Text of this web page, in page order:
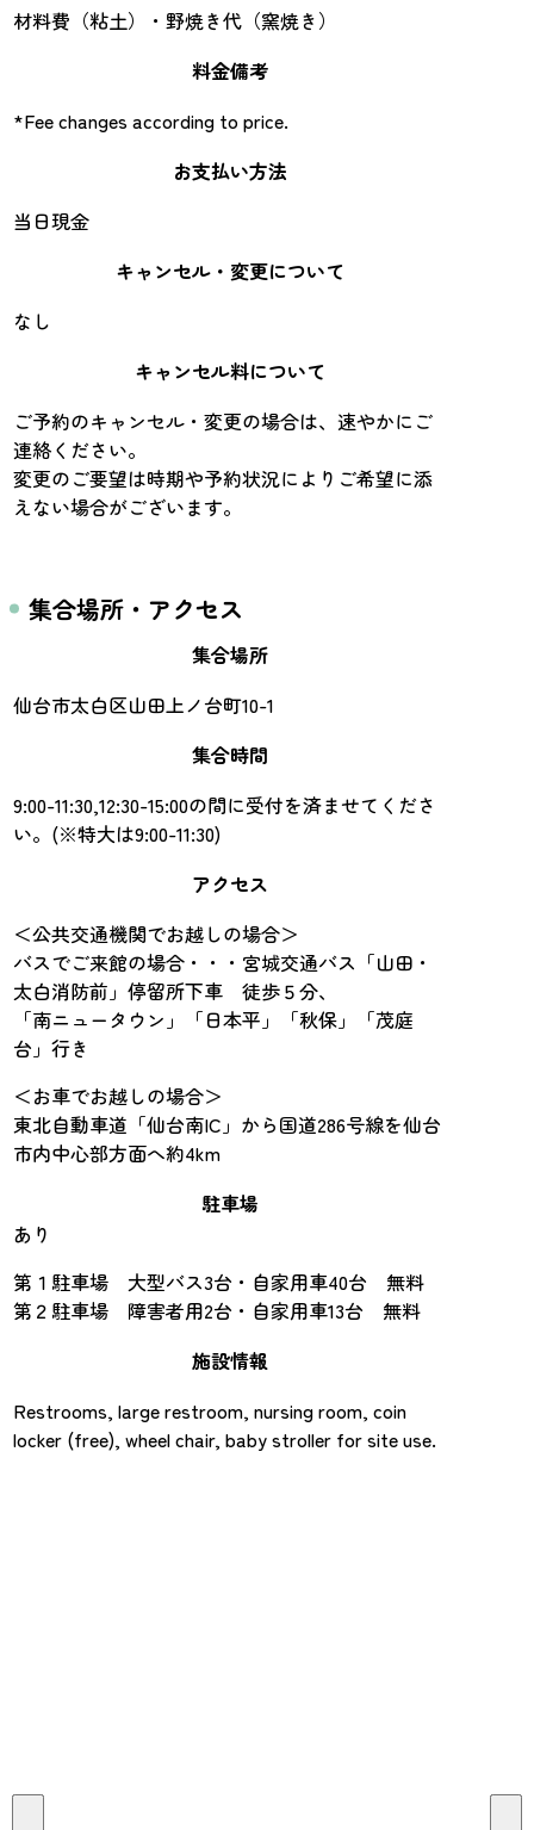
材料費（粘土）・野焼き代（窯焼き）
料金備考
*Fee changes according to price.
お支払い方法
当日現金
キャンセル・変更について
なし
キャンセル料について
ご予約のキャンセル・変更の場合は、速やかにご
連絡ください。
変更のご要望は時期や予約状況によりご希望に添
えない場合がございます。
集合場所・アクセス
集合場所
仙台市太白区山田上ノ台町10-1
集合時間
9:00-11:30,12:30-15:00の間に受付を済ませてくださ
い。(※特大は9:00-11:30)
アクセス
＜公共交通機関でお越しの場合＞
バスでご来館の場合・・・宮城交通バス「山田・
太白消防前」停留所下車 徒歩５分、
「南ニュータウン」「日本平」「秋保」「茂庭
台」行き
＜お車でお越しの場合＞
東北自動車道「仙台南IC」から国道286号線を仙台
市内中心部方面へ約4km
駐車場
あり
第１駐車場 大型バス3台・自家用車40台 無料
第２駐車場 障害者用2台・自家用車13台 無料
施設情報
Restrooms, large restroom, nursing room, coin
locker (free), wheel chair, baby stroller for site use.